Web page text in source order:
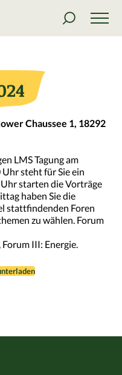
Chaussee 1, 18292
LMS Tagung am
steht für Sie ein
starten die Vorträge
haben Sie die
stattfindenden Foren
zu wählen. Forum
III: Energie.